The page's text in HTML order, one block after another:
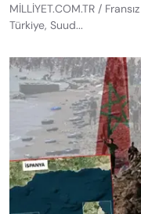
MİLLİYET.COM.TR /
Türkiye, Suud...